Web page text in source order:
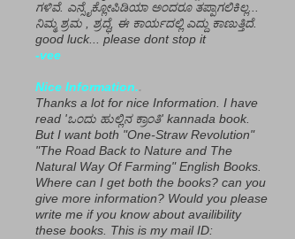
ಗಳಿವೆ. ಎನ್ಸೈಕ್ಲೋಪಿಡಿಯಾ ಅಂದರೂ ತಪ್ಪಾಗಲಿಕಿಲ್ಲ...
ನಿಮ್ಮ ಶ್ರಮ , ಶ್ರದ್ಧೆ, ಈ ಕಾರ್ಯದಲ್ಲಿ ಎದ್ದು ಕಾಣುತ್ತಿದೆ.
good luck... please dont stop it
-vee
Nice Information..
Thanks a lot for nice Information. I have
read 'ಒಂದು ಹುಲ್ಲಿನ ಕ್ರಾಂತಿ' kannada book.
But I want both "One-Straw Revolution"
"The Road Back to Nature and The
Natural Way Of Farming" English Books.
Where can I get both the books? can you
give more information? Would you please
write me if you know about availibility
these books. This is my mail ID: